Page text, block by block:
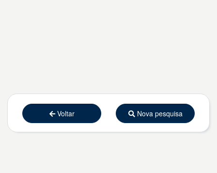
Voltar Nova pesquisa